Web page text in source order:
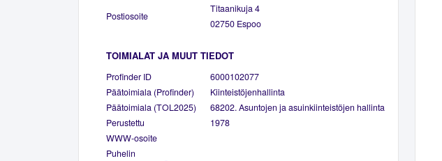
Postiosoite
Titaanikuja 4
02750 Espoo
TOIMIALAT JA MUUT TIEDOT
Profinder ID
6000102077
Päätoimiala (Profinder)
Kiinteistöjenhallinta
Päätoimiala (TOL2025)
68202. Asuntojen ja asuinkiinteistöjen hallinta
Perustettu
1978
WWW-osoite
Puhelin